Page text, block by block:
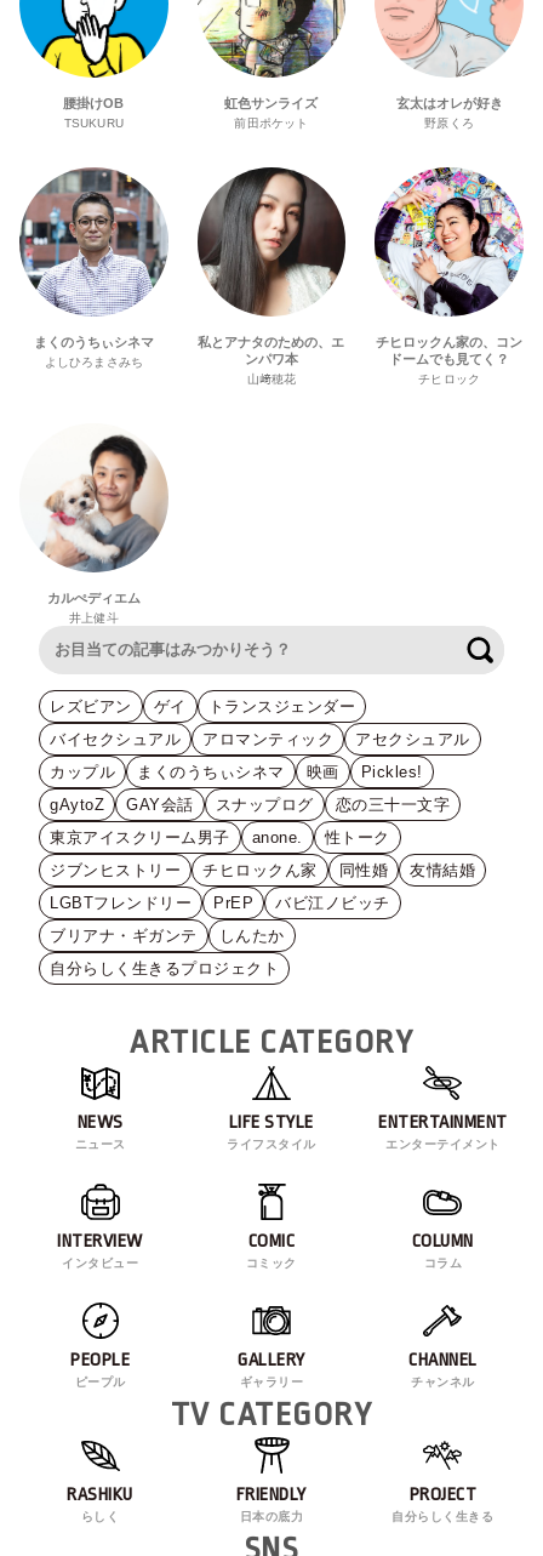
腰掛けOB
TSUKURU
虹色サンライズ
前田ポケット
玄太はオレが好き
野原くろ
まくのうちぃシネマ
よしひろまさみち
私とアナタのための、エ
ンパワ本
山﨑穂花
チヒロックん家の、コン
ドームでも見てく？
チヒロック
カルぺディエム
井上健斗
レズビアン ゲイ
トランスジェンダー
バイセクシュアル
アロマンティック
アセクシュアル
カップル
まくのうちぃシネマ 映画
Pickles!
gAytoZ
GAY会話 スナップログ
恋の三十一文字
東京アイスクリーム男子
anone.
性トーク
ジブンヒストリー
チヒロックん家 同性婚
友情結婚
LGBTフレンドリー
PrEP
バビ江ノビッチ
ブリアナ・ギガンテ
しんたか
自分らしく生きるプロジェクト
ARTICLE CATEGORY
NEWS
ニュース
LIFE STYLE
ライフスタイル
ENTERTAINMENT
エンターテイメント
INTERVIEW
インタビュー
COMIC
コミック
COLUMN
コラム
PEOPLE
ピープル
GALLERY
ギャラリー
CHANNEL
チャンネル
TV CATEGORY
RASHIKU
らしく
FRIENDLY
日本の底力
PROJECT
自分らしく生きる